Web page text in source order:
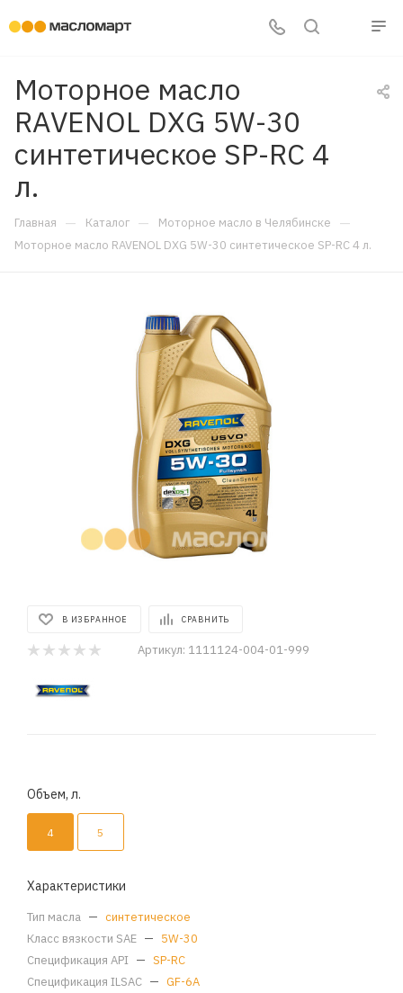
Моторное масло
RAVENOL DXG 5W-30
синтетическое SP-RC 4
л.
Главная — Каталог — Моторное масло в Челябинске —
Моторное масло RAVENOL DXG 5W-30 синтетическое SP-RC 4 л.
В ИЗБРАННОЕ СРАВНИТЬ
Артикул: 1111124-004-01-999
Объем, л.
4 5
Характеристики
Тип масла — синтетическое
Класс вязкости SAE — 5W-30
Спецификация API — SP-RC
Спецификация ILSAC — GF-6A